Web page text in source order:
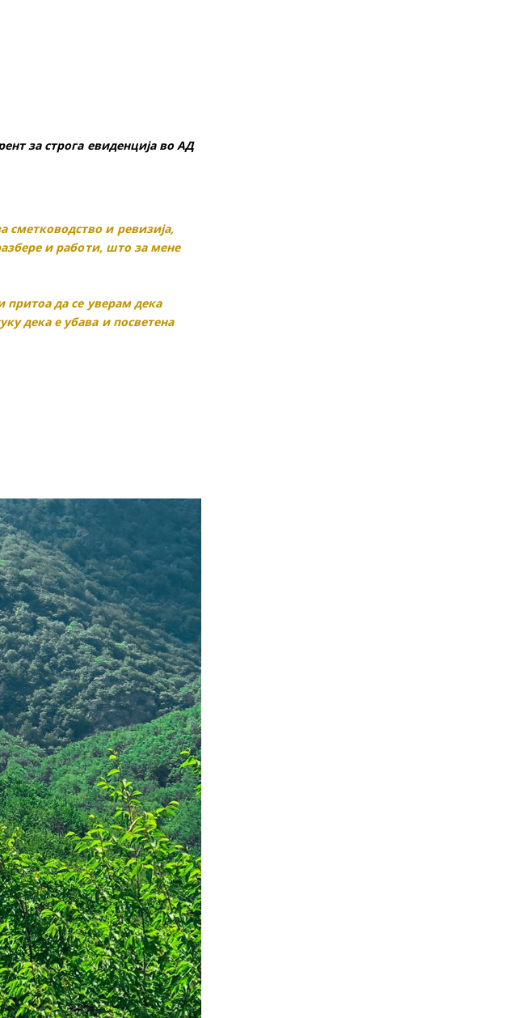
за строга евиденција во АД
сметководство и ревизија,
и работи, што за мене
притоа да се уверам дека
дека е убава и посветена